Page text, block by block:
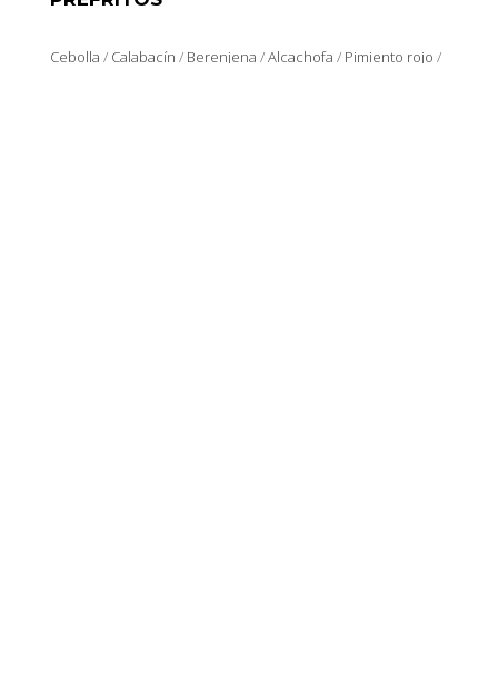
Cebolla / Calabacín / Berenjena /Alcachofa / Pimiento rojo /